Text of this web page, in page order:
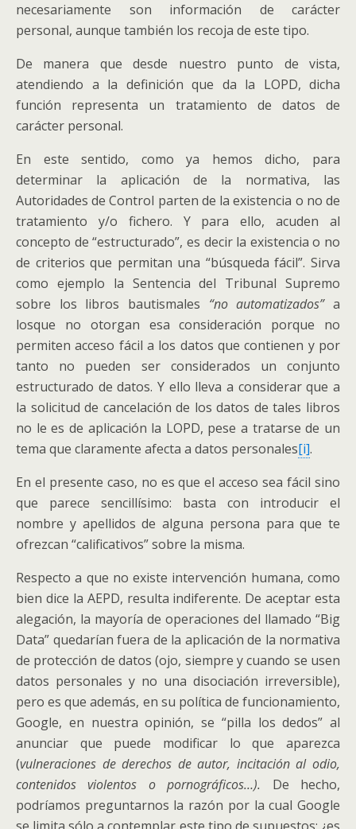
necesariamente son información de carácter
personal, aunque también los recoja de este tipo.
De manera que desde nuestro punto de vista,
atendiendo a la definición que da la LOPD, dicha
función representa un tratamiento de datos de
carácter personal.
En este sentido, como ya hemos dicho, para
determinar la aplicación de la normativa, las
Autoridades de Control parten de la existencia o no de
tratamiento y/o fichero. Y para ello, acuden al
concepto de “estructurado”, es decir la existencia o no
de criterios que permitan una “búsqueda fácil”. Sirva
como ejemplo la Sentencia del Tribunal Supremo
sobre los libros bautismales “no automatizados”a
losque no otorgan esa consideración porque no
permiten acceso fácil a los datos que contienen y por
tanto no pueden ser considerados un conjunto
estructurado de datos. Y ello lleva a considerar que a
la solicitud de cancelación de los datos de tales libros
no le es de aplicación la LOPD, pese a tratarse de un
tema que claramente afecta a datos personales[i].
En el presente caso, no es que el acceso sea fácil sino
que parece sencillísimo: basta con introducir el
nombre y apellidos de alguna persona para que te
ofrezcan “calificativos” sobre la misma.
Respecto a que no existe intervención humana, como
bien dice la AEPD, resulta indiferente. De aceptar esta
alegación, la mayoría de operaciones del llamado “Big
Data” quedarían fuera de la aplicación de la normativa
de protección de datos (ojo, siempre y cuando se usen
datos personales y no una disociación irreversible),
pero es que además, en su política de funcionamiento,
Google, en nuestra opinión, se “pilla los dedos” al
anunciar que puede modificar lo que aparezca
(vulneraciones de derechos de autor, incitación al odio,
contenidos violentos o pornográficos…). De hecho,
podríamos preguntarnos la razón por la cual Google